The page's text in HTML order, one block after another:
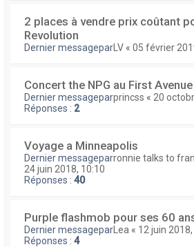
2 places à vendre prix coûtant
Revolution
Dernier messagepar LV « 05 février
Concert the NPG au First
Dernier messageparprincss « 20
Réponses : 2
Voyage a Minneapolis
Dernier messageparronnie talks to
24 juin 2018, 10:10
Réponses : 40
Purple flashmob pour ses 60
Dernier messagepar Lea « 12 juin
Réponses : 4